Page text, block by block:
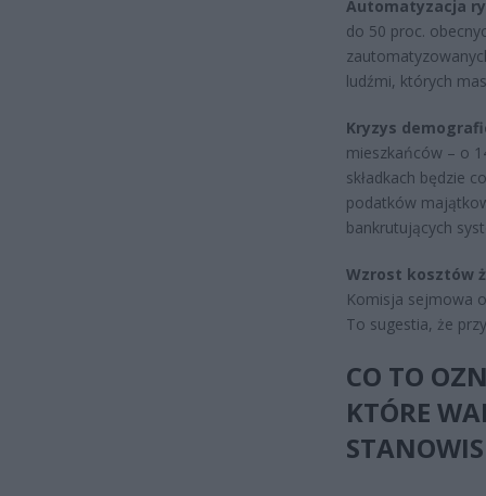
Automatyzacja
do 50 proc.
ludźmi, których
Kryzys
mieszkańców – o
składkach będzie
podatków
bankrutujących
Wzrost kosztów
Komisja sejmowa
To sugestia, że
CO TO
KTÓRE